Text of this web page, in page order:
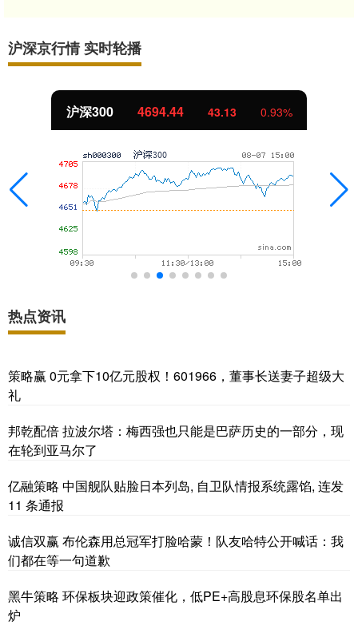
沪深京行情 实时轮播
北证50 1134.24 11.37
热点资讯
策略赢 0元拿下10亿元股权！601966，董事长送妻子超级大
礼
邦乾配倍 拉波尔塔：梅西强也只能是巴萨历史的一部分，现
在轮到亚马尔了
亿融策略 中国舰队贴脸日本列岛, 自卫队情报系统露馅, 连发
11 条通报
诚信双赢 布伦森用总冠军打脸哈蒙！队友哈特公开喊话：我
们都在等一句道歉
黑牛策略 环保板块迎政策催化，低PE+高股息环保股名单出
炉